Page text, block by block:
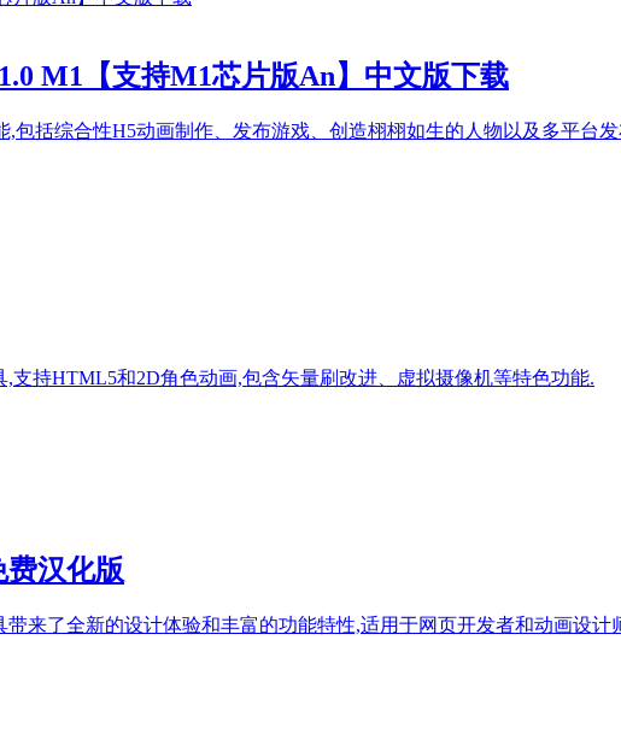
M1【支持M1芯片版An】中文版下载
,包括综合性H5动画制作、发布游戏、创造栩栩如生的人物以及多平台
,支持HTML5和2D角色动画,包含矢量刷改进、虚拟摄像机等特色功能.
费汉化版
带来了全新的设计体验和丰富的功能特性,适用于网页开发者和动画设计